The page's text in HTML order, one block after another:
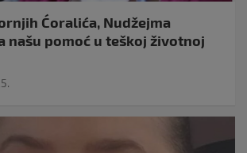
Ćoralića, Nudžejma
našu pomoć u teškoj životnoj